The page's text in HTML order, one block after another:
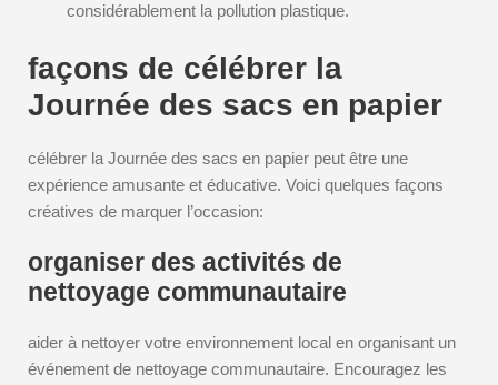
considérablement la pollution plastique.
façons de célébrer la
Journée des sacs en papier
célébrer la Journée des sacs en papier peut être une
expérience amusante et éducative. Voici quelques façons
créatives de marquer l’occasion:
organiser des activités de
nettoyage communautaire
aider à nettoyer votre environnement local en organisant un
événement de nettoyage communautaire. Encouragez les